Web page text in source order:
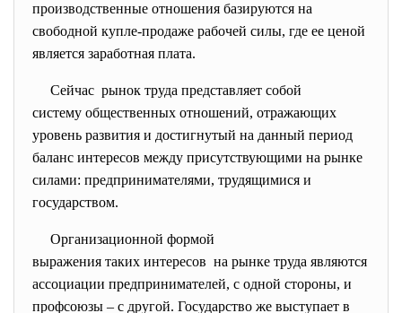
производственные отношения базируются на
свободной купле-продаже рабочей силы, где ее ценой
является заработная плата.
Сейчас рынок труда представляет собой
систему общественных отношений, отражающих
уровень развития и достигнутый на данный период
баланс интересов между присутствующими на рынке
силами: предпринимателями, трудящимися и
государством.
Организационной формой
выражения таких интересов на рынке труда являются
ассоциации предпринимателей, с одной стороны, и
профсоюзы – с другой. Государство же выступает в